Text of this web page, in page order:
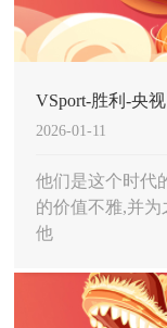
VSport-胜利-央
智能助理引领业
2026-01-11
他们是这个时代
的价值不雅,并
他